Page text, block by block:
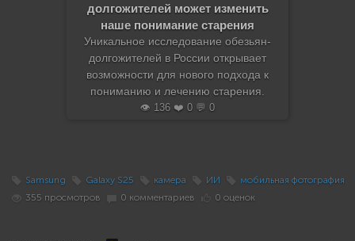
долгожителей может изменить
наше понимание старения
Уникальное исследование обезьян-
долгожителей в России открывает
возможности для нового подхода к
пониманию и лечению старения.
👁️ 136 ❤️ 0 💬 0
Samsung Galaxy S25 камера ИИ
мобильная фотография
355 просмотров
0 комментариев 0 оценок